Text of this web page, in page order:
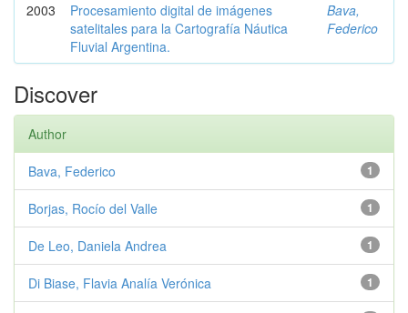
2003
Procesamiento digital de imágenes
satelitales para la Cartografía Náutica
Fluvial Argentina.
Bava,
Federico
Discover
Author
1
Bava, Federico
1
Borjas, Rocío del Valle
1
De Leo, Daniela Andrea
1
Di Biase, Flavia Analía Verónica